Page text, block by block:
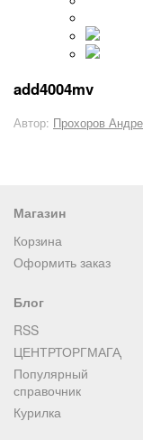
add4004mv
Автор: Прохоров
Магазин
Корзина
Оформить заказ
Блог
RSS
ЦЕНТРТОРГМАГАДАН
Популярный
справочник
Курилка